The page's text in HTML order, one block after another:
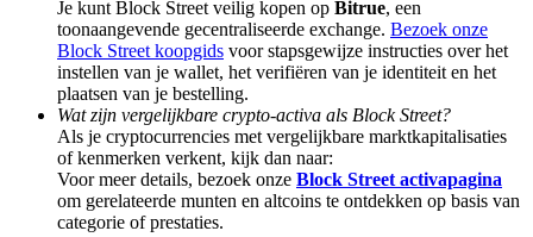
Deposit CASHCAT & Win
Share 500000 CASHCAT prize pool
Exclusive for BitMart Users
Register & Trade to Win 500,000 USDT
Je kunt Block Street veilig kopen op Bitrue, een
toonaangevende gecentraliseerde exchange. Bezoek onze
Block Street koopgids voor stapsgewijze instructies over het
instellen van je wallet, het verifiëren van je identiteit en het
plaatsen van je bestelling.
Wat zijn vergelijkbare crypto-activa als Block Street?
Als je cryptocurrencies met vergelijkbare marktkapitalisaties
of kenmerken verkent, kijk dan naar:
Voor meer details, bezoek onze Block Street activapagina
om gerelateerde munten en altcoins te ontdekken op basis van
categorie of prestaties.